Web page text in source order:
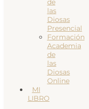
de
las
Diosas
Presencial
Formación
Academia
de
las
Diosas
Online
MI
LIBRO